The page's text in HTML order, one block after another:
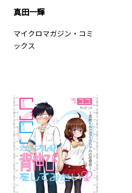
真田一輝
マイクロマガジン・コミ
ックス